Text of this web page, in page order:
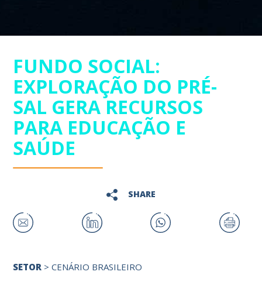
FUNDO SOCIAL:
EXPLORAÇÃO DO PRÉ-
SAL GERA RECURSOS
PARA EDUCAÇÃO E
SAÚDE
SHARE
SETOR >CENÁRIO BRASILEIRO